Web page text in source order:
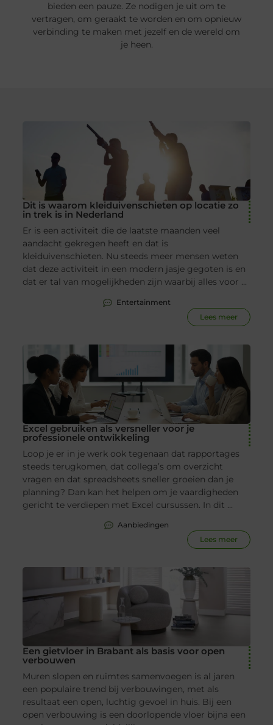
bieden een pauze. Ze nodigen je uit om te
vertragen, om geraakt te worden en om opnieuw
verbinding te maken met jezelf en de wereld om
je heen.
Dit is waarom kleiduivenschieten op locatie zo
in trek is in Nederland
Er is een activiteit die de laatste maanden veel
aandacht gekregen heeft en dat is
kleiduivenschieten. Nu steeds meer mensen weten
dat deze activiteit in een modern jasje gegoten is en
dat er tal van mogelijkheden zijn waarbij alles voor ...
Entertainment
Lees meer
Excel gebruiken als versneller voor je
professionele ontwikkeling
Loop je er in je werk ook tegenaan dat rapportages
steeds terugkomen, dat collega’s om overzicht
vragen en dat spreadsheets sneller groeien dan je
planning? Dan kan het helpen om je vaardigheden
gericht te verdiepen met Excel cursussen. In dit ...
Aanbiedingen
Lees meer
Een gietvloer in Brabant als basis voor open
verbouwen
Muren slopen en ruimtes samenvoegen is al jaren
een populaire trend bij verbouwingen, met als
resultaat een open, luchtig gevoel in huis. Bij een
open verbouwing is een doorlopende vloer bijna een